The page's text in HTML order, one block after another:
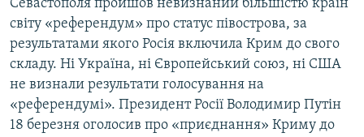
Севастополя пройшов невизнаний більшістю країн
світу «референдум» про статус півострова, за
результатами якого Росія включила Крим до свого
складу. Ні Україна, ні Європейський союз, ні США
не визнали результати голосування на
«референдумі». Президент Росії Володимир Путін
18 березня оголосив про «приєднання» Криму до